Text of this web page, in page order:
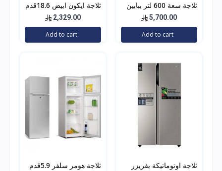
ثلاجة سعة 600 لتر ببابين
V805PS1KV TWH
5,700.00
Add to cart
ثلاجة ايكون ابيض 18.6قدم
2,329.00
Add to cart
ثلاجة اوتوماتيكة بفريزر
ثلاجة هومر سلفر 5.9قدم